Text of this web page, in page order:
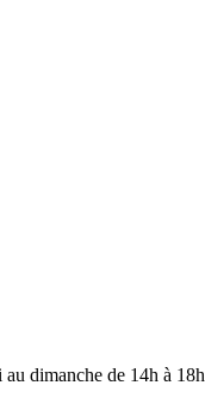
dimanche de 14h à 18h